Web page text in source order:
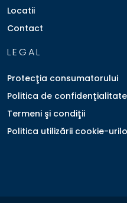
Locatii
Contact
LEGAL
Protecţia consumatorului
Politica de confidenţialitate
Termeni şi condiţii
Politica utilizării cookie-